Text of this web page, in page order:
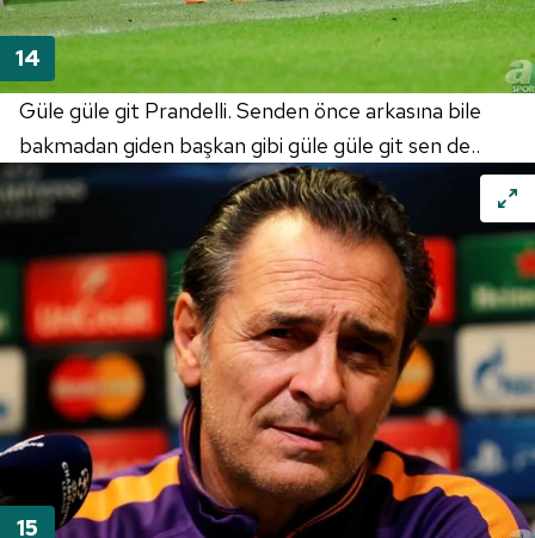
Güle güle git Prandelli. Senden önce arkasına bile
bakmadan giden başkan gibi güle güle git sen de..